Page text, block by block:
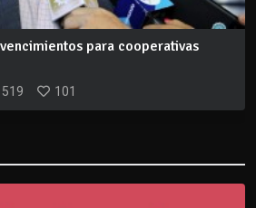
para cooperativas
101